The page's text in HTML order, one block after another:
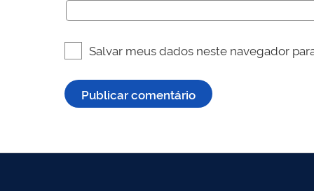
Salvar meus dados neste navegador